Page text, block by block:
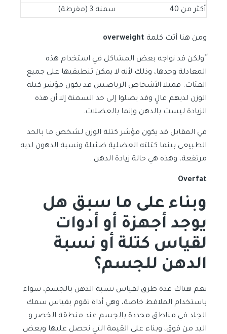
أكثر من 40
سمنة 3 (مفرطة)
ومن هنا أتت كلمة overweight
ًولكن قد نواجه بعض المشاكل في استخدام هذه
المعادلة وحدها، وذلك لأنه لا يمكن تنطبقيها على جميع
الفئات. فمثلا الأشخاص الرياضيين قد يكون مؤشر كتلة
الوزن لديهم عالٍ وقد يصلوا إلى حد السمنة إلا أن هذه
الزيادة ليست بالدهن وإنما بالعضلات.
في المقابل قد يكون مؤشر كتلة الوزن لشخص ما بالحد
الطبيعي بينما كتلته العضلية ضئيلة ونسبة الدهون لديه
مرتفعة، وهذه هي حالة زيادة الدهن .
Overfat
وبناء على ما سبق هل
يوجد أجهزة أو أدوات
لقياس كتلة أو نسبة
الدهن للجسم؟
نعم هناك عدة طرق لقياس نسبة الدهن بالجسم، سواء
باستخدام الملاقط خاصة، وهي أداة تقوم بقياس سمك
الجلد في مناطق محددة بالجسم عند منطقة الخصر و
اليد من فوق، وبناء على القيمة التي نحصل عليها وبعض